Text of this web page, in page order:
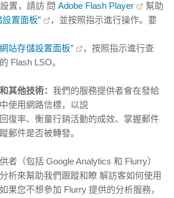
置，請訪 問 Adobe Flash Player
幫助
置面板”
，並按照指示進行操作。要
網站存儲設置面板”
，按照指示進行查
Flash LSO。
其他技術： 我們的服務提供者會在發給
使用網路信標，以説
復率、衡量行銷活動的成效、掌握郵件
郵件是否被轉發。
者（包括 Google Analytics 和 Flurry）
析來幫助我們跟蹤和瞭 解訪客如何使用
果您不想參加 Flurry 提供的分析服務，